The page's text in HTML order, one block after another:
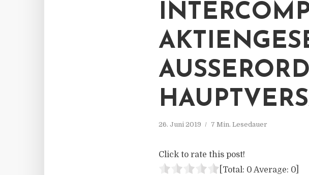
26. Juni 2019 7 Min. Lesedauer
Click to rate this post!
[Total: 0 Average: 0